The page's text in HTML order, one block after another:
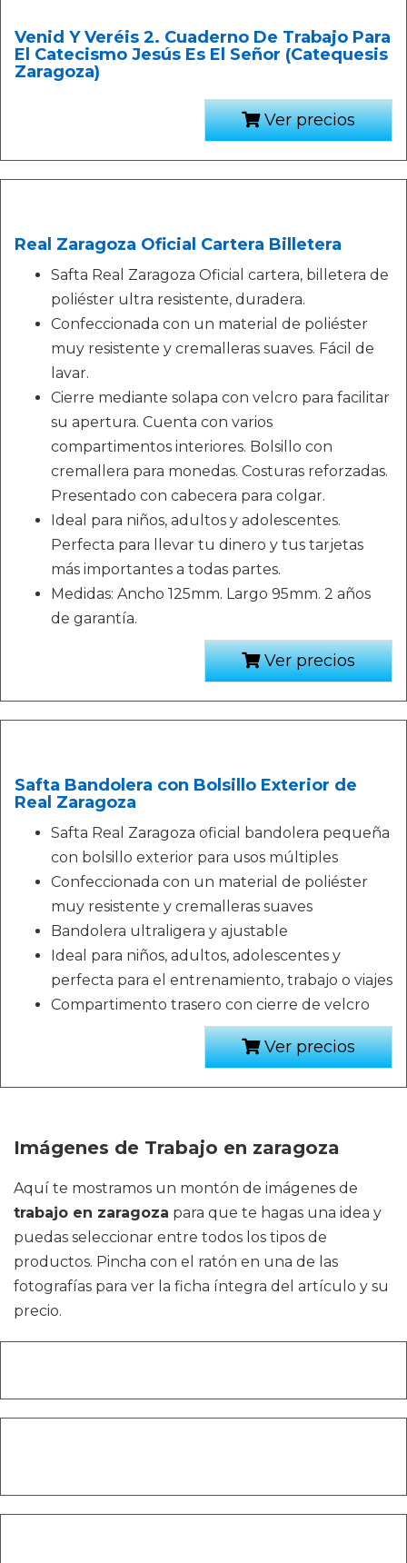
Venid Y Veréis 2. Cuaderno De Trabajo Para
El Catecismo Jesús Es El Señor (Catequesis
Zaragoza)
Ver precios
Real Zaragoza Oficial Cartera Billetera
Safta Real Zaragoza Oficial cartera, billetera de
poliéster ultra resistente, duradera.
Confeccionada con un material de poliéster
muy resistente y cremalleras suaves. Fácil de
lavar.
Cierre mediante solapa con velcro para facilitar
su apertura. Cuenta con varios
compartimentos interiores. Bolsillo con
cremallera para monedas. Costuras reforzadas.
Presentado con cabecera para colgar.
Ideal para niños, adultos y adolescentes.
Perfecta para llevar tu dinero y tus tarjetas
más importantes a todas partes.
Medidas: Ancho 125mm. Largo 95mm. 2 años
de garantía.
Ver precios
Safta Bandolera con Bolsillo Exterior de
Real Zaragoza
Safta Real Zaragoza oficial bandolera pequeña
con bolsillo exterior para usos múltiples
Confeccionada con un material de poliéster
muy resistente y cremalleras suaves
Bandolera ultraligera y ajustable
Ideal para niños, adultos, adolescentes y
perfecta para el entrenamiento, trabajo o viajes
Compartimento trasero con cierre de velcro
Ver precios
Imágenes de Trabajo en zaragoza
Aquí te mostramos un montón de imágenes de
trabajo en zaragoza para que te hagas una idea y
puedas seleccionar entre todos los tipos de
productos. Pincha con el ratón en una de las
fotografías para ver la ficha íntegra del artículo y su
precio.